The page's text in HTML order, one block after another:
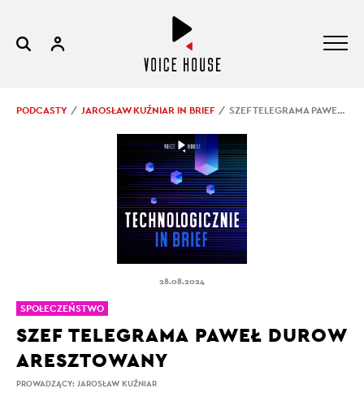
PODCASTY JAROSŁAW KUŹNIAR IN BRIEF SZEF TELEGRAMA PAWEŁ DUROW ARESZTOWANY
28.08.2024
PROWADZĄCY: JAROSŁAW KUŹNIAR
SZEF TELEGRAMA PAWEŁ DUROW
ARESZTOWANY
SPOŁECZEŃSTWO